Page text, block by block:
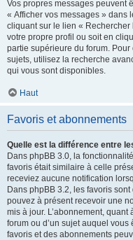
Vos propres messages peuvent
« Afficher vos messages » dans
cliquant sur le lien « Rechercher
votre propre profil ou soit en
partie supérieure du forum.
sujets, utilisez la recherche
qui vous sont disponibles.
Haut
Favoris et abonnements
Quelle est la différence entre
Dans phpBB 3.0, la
favoris était similaire à celle
receviez aucune notification
Dans phpBB 3.2, les favoris
pouvez à présent recevoir une
mis à jour. L’abonnement,
forum ou d’un sujet auquel
favoris et des abonnements